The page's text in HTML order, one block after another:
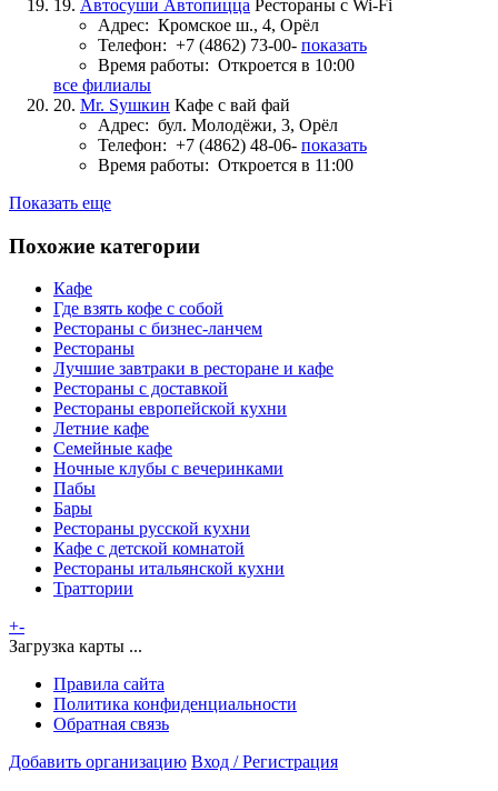
19. Автосуши Автопицца Рестораны с Wi-Fi
Адрес: Кромское ш., 4, Орёл
Телефон: +7 (4862) 73-00- показать
Время работы: Откроется в 10:00
все филиалы
20. Mr. Sушкин Кафе с вай фай
Адрес: бул. Молодёжи, 3, Орёл
Телефон: +7 (4862) 48-06- показать
Время работы: Откроется в 11:00
Показать еще
Похожие категории
Кафе
Где взять кофе с собой
Рестораны с бизнес-ланчем
Рестораны
Лучшие завтраки в ресторане и кафе
Рестораны с доставкой
Рестораны европейской кухни
Летние кафе
Семейные кафе
Ночные клубы с вечеринками
Пабы
Бары
Рестораны русской кухни
Кафе с детской комнатой
Рестораны итальянской кухни
Траттории
+-
Загрузка карты ...
Правила сайта
Политика конфиденциальности
Обратная связь
Добавить организацию Вход / Регистрация